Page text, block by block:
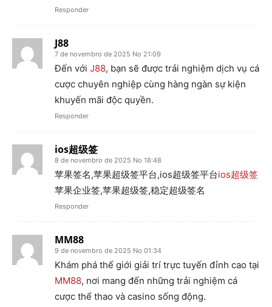
Responder
J88
7 de novembro de 2025 No 21:09
Đến với J88, bạn sẽ được trải nghiệm dịch vụ cá
cược chuyên nghiệp cùng hàng ngàn sự kiện
khuyến mãi độc quyền.
Responder
ios超级签
8 de novembro de 2025 No 18:48
苹果签名,苹果超级签平台,ios超级签平台ios超级签
苹果企业签,苹果超级签,稳定超级签名
Responder
MM88
9 de novembro de 2025 No 01:34
Khám phá thế giới giải trí trực tuyến đỉnh cao tại
MM88, nơi mang đến những trải nghiệm cá
cược thể thao và casino sống động.